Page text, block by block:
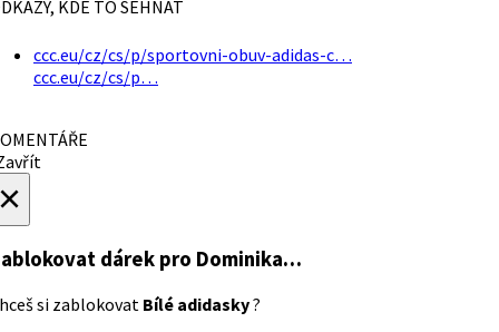
KDE TO SEHNAT
ccc.eu/cz/cs/p/sportovni-obuv-adidas-c…
ccc.eu/cz/cs/p…
dárek pro Dominika…
si zablokovat Bílé adidasky?